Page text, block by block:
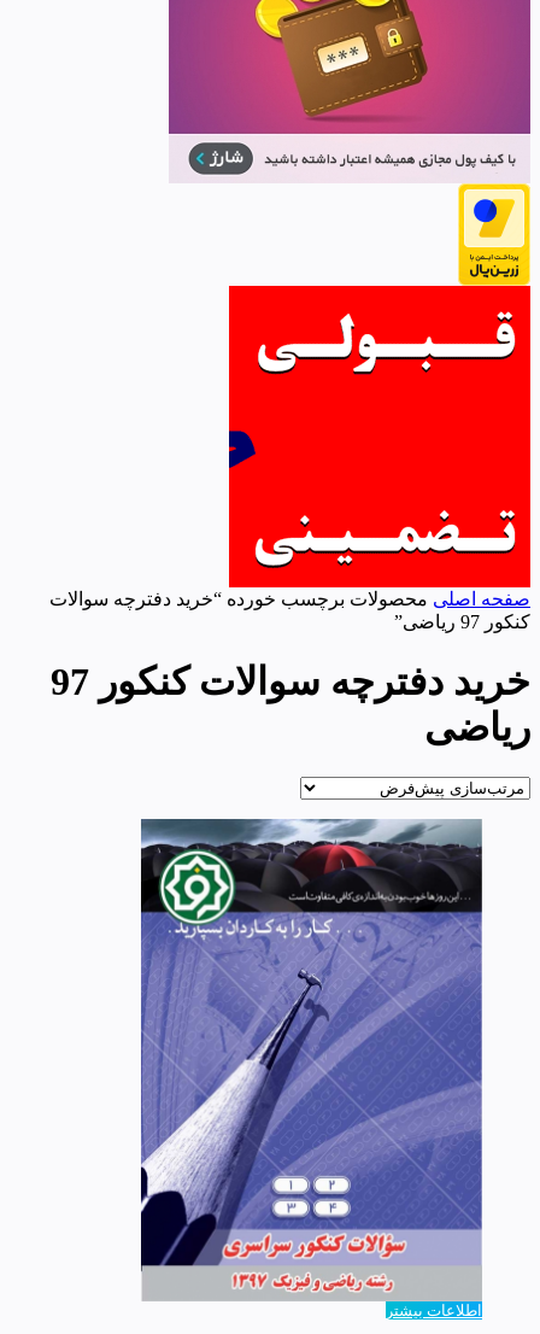
صفحه اصلی محصولات برچسب خورده “خرید دفترچه سوالات
کنکور 97 ریاضی”
خرید دفترچه سوالات کنکور 97
ریاضی
اطلاعات بیشتر